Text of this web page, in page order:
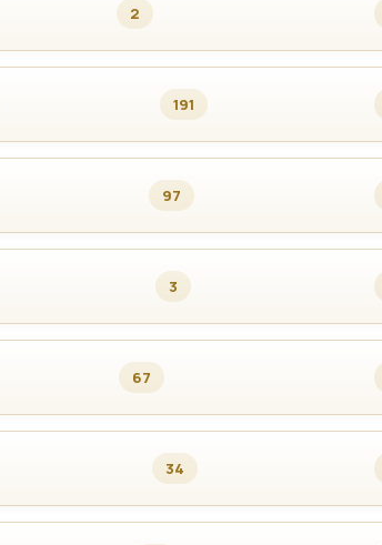
2
191
97
3
67
34